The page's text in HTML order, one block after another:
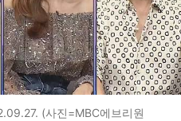
(사진=MBC에브리원